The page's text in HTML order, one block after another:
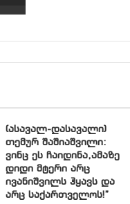
(ასავალ-დასავალი)
თემურ შაშიაშვილი:
ვინც ეს ჩაიდინა,ამაზე
დიდი მტერი არც
ივანიშვილს ჰყავს და
არც საქართველოს!”